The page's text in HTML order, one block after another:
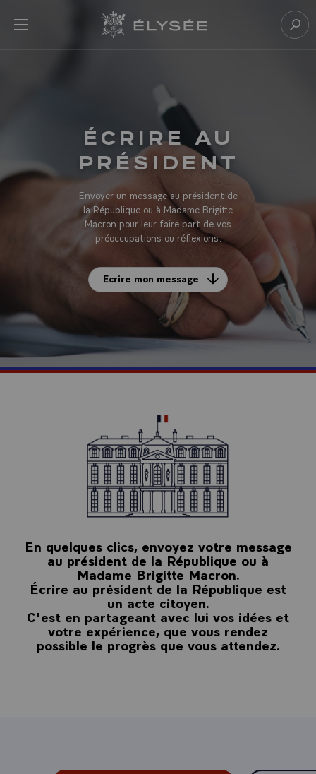
menu Retour à l’accueil Élysée
ÉCRIRE AU
PRÉSIDENT
Envoyer un message au président de
la République ou à Madame Brigitte
Macron pour leur faire part de vos
préoccupations ou réflexions.
Ecrire mon message
En quelques clics, envoyez votre message
au président de la République ou à
Madame Brigitte Macron.
Écrire au président de la République est
un acte citoyen.
C'est en partageant avec lui vos idées et
votre expérience, que vous rendez
possible le progrès que vous attendez.
Panneau de gestion des cookies